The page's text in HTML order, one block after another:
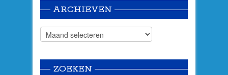
ARCHIEVEN
ZOEKEN